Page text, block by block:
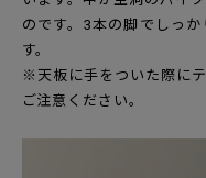
のです。3本の脚でしっ
す。
※天板に手をついた際に
ご注意ください。